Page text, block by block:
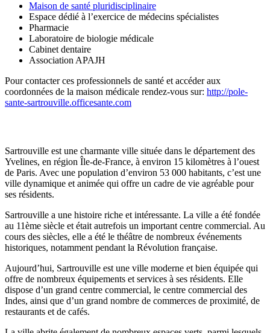
Maison de santé pluridisciplinaire
Espace dédié à l’exercice de médecins spécialistes
Pharmacie
Laboratoire de biologie médicale
Cabinet dentaire
Association APAJH
Pour contacter ces professionnels de santé et accéder aux
coordonnées de la maison médicale rendez-vous sur: http://pole-
sante-sartrouville.officesante.com
Sartrouville est une charmante ville située dans le département des
Yvelines, en région Île-de-France, à environ 15 kilomètres à l’ouest
de Paris. Avec une population d’environ 53 000 habitants, c’est une
ville dynamique et animée qui offre un cadre de vie agréable pour
ses résidents.
Sartrouville a une histoire riche et intéressante. La ville a été fondée
au 11ème siècle et était autrefois un important centre commercial. Au
cours des siècles, elle a été le théâtre de nombreux événements
historiques, notamment pendant la Révolution française.
Aujourd’hui, Sartrouville est une ville moderne et bien équipée qui
offre de nombreux équipements et services à ses résidents. Elle
dispose d’un grand centre commercial, le centre commercial des
Indes, ainsi que d’un grand nombre de commerces de proximité, de
restaurants et de cafés.